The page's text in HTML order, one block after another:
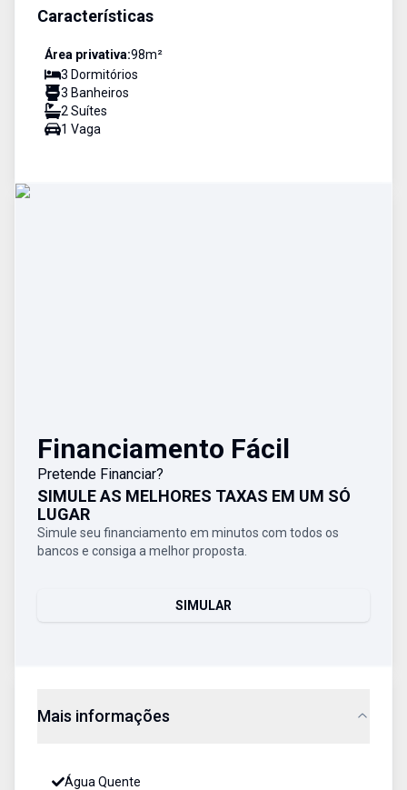
Características
Área privativa:98m²
3 Dormitórios
3 Banheiros
2 Suítes
1 Vaga
Financiamento Fácil
Pretende Financiar?
SIMULE AS MELHORES TAXAS EM UM SÓ
LUGAR
Simule seu financiamento em minutos com todos os
bancos e consiga a melhor proposta.
SIMULAR
Mais informações
Água Quente